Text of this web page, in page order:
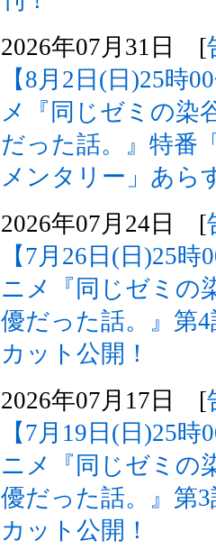
2026年07月31日 [
【8月2日(日)25時
メ『同じゼミの染
だった話。』特番
メンタリー」あら
2026年07月24日 [
【7月26日(日)25
ニメ『同じゼミの
優だった話。』第
カット公開！
2026年07月17日 [
【7月19日(日)25
ニメ『同じゼミの
優だった話。』第
カット公開！